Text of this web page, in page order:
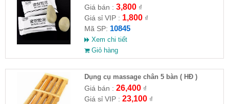
Giá bán : 3,800₫
Giá sỉ VIP : 1,800₫
Mã SP: 10845
Xem chi tiết
Giỏ hàng
Dụng cụ massage chân 5 bàn ( HĐ )
Giá bán : 26,400₫
Giá sỉ VIP : 23,100₫